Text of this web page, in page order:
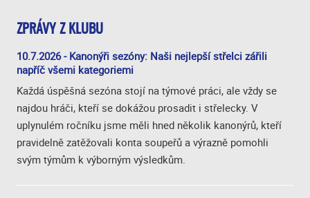
ZPRÁVY Z KLUBU
10.7.2026 - Kanonýři sezóny: Naši nejlepší střelci zářili
napříč všemi kategoriemi
Každá úspěšná sezóna stojí na týmové práci, ale vždy se
najdou hráči, kteří se dokážou prosadit i střelecky. V
uplynulém ročníku jsme měli hned několik kanonýrů, kteří
pravidelně zatěžovali konta soupeřů a výrazně pomohli
svým týmům k výborným výsledkům.